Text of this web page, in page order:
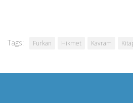
Tags: Furkan Hikmet Kavram